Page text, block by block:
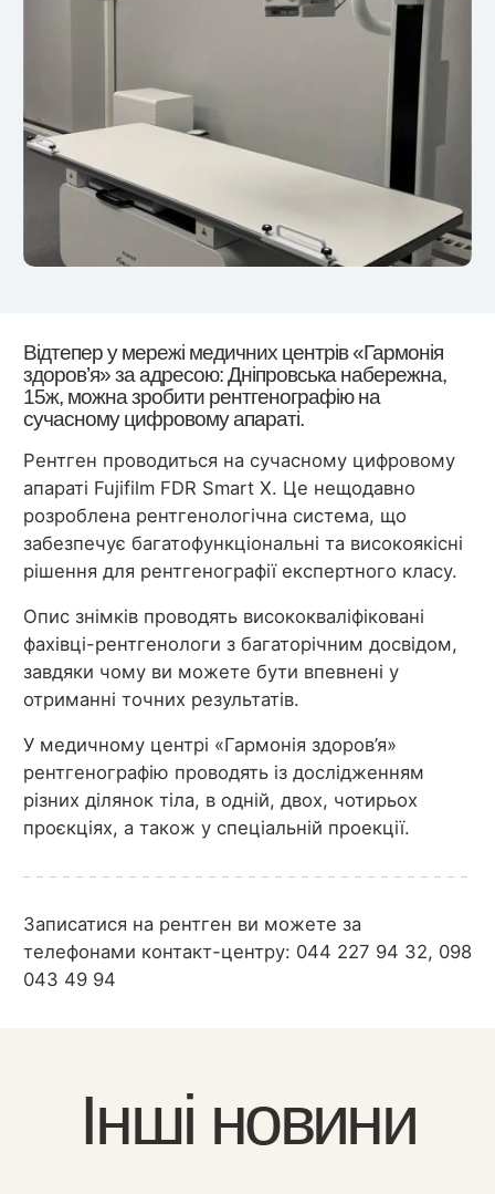
Відтепер у мережі медичних центрів «Гармонія
здоров’я» за адресою: Дніпровська набережна,
15ж, можна зробити рентгенографію на
сучасному цифровому апараті.
Рентген проводиться на сучасному цифровому
апараті Fujifilm FDR Smart X. Це нещодавно
розроблена рентгенологічна система, що
забезпечує багатофункціональні та високоякісні
рішення для рентгенографії експертного класу.
Опис знімків проводять висококваліфіковані
фахівці-рентгенологи з багаторічним досвідом,
завдяки чому ви можете бути впевнені у
отриманні точних результатів.
У медичному центрі «Гармонія здоров’я»
рентгенографію проводять із дослідженням
різних ділянок тіла, в одній, двох, чотирьох
проєкціях, а також у спеціальній проекції.
Записатися на рентген ви можете за
телефонами контакт-центру: 044 227 94 32, 098
043 49 94
Інші новини